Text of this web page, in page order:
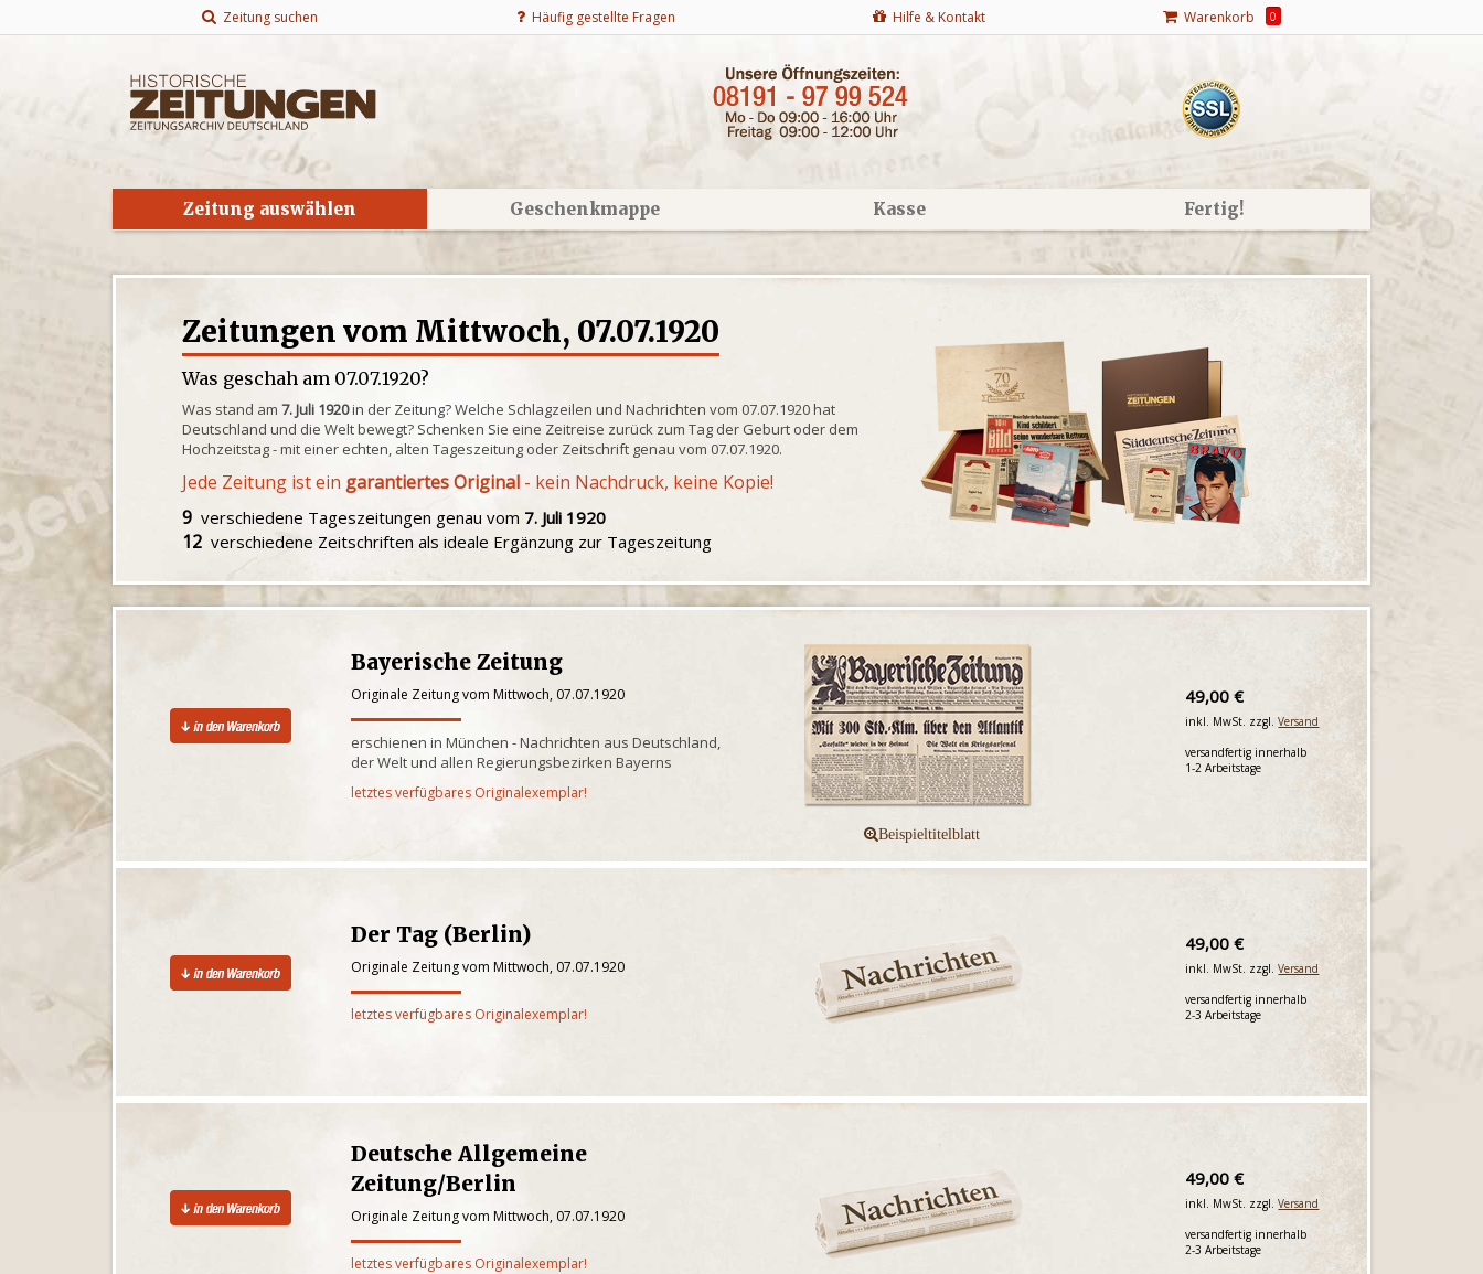
Zeitung suchen Häufig gestellte Fragen Hilfe & Kontakt Warenkorb 0
Zeitung auswählen Geschenkmappe Kasse Fertig!
Zeitungen vom Mittwoch, 07.07.1920
Was geschah am 07.07.1920?
Was stand am7. Juli 1920in der Zeitung? Welche Schlagzeilen und Nachrichten vom 07.07.1920 hat
Deutschland und die Welt bewegt? Schenken Sie eine Zeitreise zurück zum Tag der Geburt oder dem
Hochzeitstag - mit einer echten, alten Tageszeitung oder Zeitschrift genau vom 07.07.1920.
Jede Zeitung ist ein garantiertes Original - kein Nachdruck, keine Kopie!
9 verschiedene Tageszeitungen genau vom 7. Juli 1920
12 verschiedene Zeitschriften als ideale Ergänzung zur Tageszeitung
Bayerische Zeitung
Originale Zeitung vom Mittwoch, 07.07.1920
erschienen in München - Nachrichten aus Deutschland,
der Welt und allen Regierungsbezirken Bayerns
letztes verfügbares Originalexemplar!
49,00 €
inkl. MwSt. zzgl.Versand
versandfertig innerhalb
1-2 Arbeitstage
Der Tag (Berlin)
Originale Zeitung vom Mittwoch, 07.07.1920
letztes verfügbares Originalexemplar!
49,00 €
inkl. MwSt. zzgl.Versand
versandfertig innerhalb
2-3 Arbeitstage
Deutsche Allgemeine
Zeitung/Berlin
Originale Zeitung vom Mittwoch, 07.07.1920
letztes verfügbares Originalexemplar!
49,00 €
inkl. MwSt. zzgl.Versand
versandfertig innerhalb
2-3 Arbeitstage